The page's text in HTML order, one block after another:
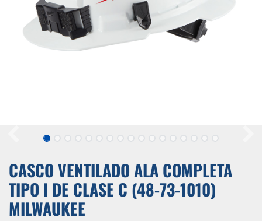
CASCO VENTILADO ALA COMPLETA
TIPO I DE CLASE C (48-73-1010)
MILWAUKEE